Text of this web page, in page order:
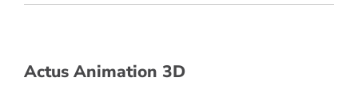
Actus Animation 3D